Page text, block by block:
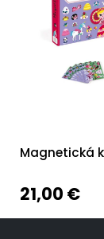
Magnetická
21,00 €